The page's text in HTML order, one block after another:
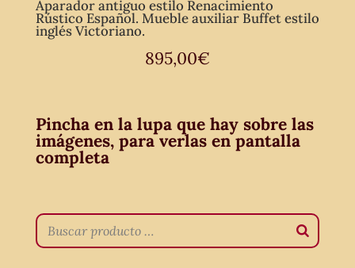
Aparador antiguo estilo Renacimiento
Rústico Español. Mueble auxiliar Buffet estilo
inglés Victoriano.
895,00€
Pincha en la lupa que hay sobre las
imágenes, para verlas en pantalla
completa